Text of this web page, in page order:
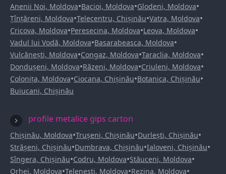
Anenii Noi, Moldova•Bacioi, Moldova•Glodeni, Moldova•
Țînțăreni, Moldova•Telecentru, Chișinău•Vatra, Moldova•
Cricova, Moldova•Peresecina, Moldova•Leova, Moldova•
Vadul lui Vodă, Moldova•Basarabeasca, Moldova•
Vulcănești, Moldova•Congaz, Moldova•Taraclia, Moldova•
Dondușeni, Moldova•Răzeni, Moldova•Criuleni, Moldova•
Colonița, Moldova•Ciocana, Chișinău•Botanica, Chișinău•
Buiucani, Chișinău
profile metalice gips carton
Chișinău, Moldova•Trușeni, Chișinău•Durlești, Chișinău•
Strășeni, Chișinău•Dumbrava, Chișinău•Ialoveni, Chișinău•
Sîngera, Chișinău•Codru, Moldova•Stăuceni, Moldova•
Orhei, Moldova•Telenești, Moldova•Rezina, Moldova•